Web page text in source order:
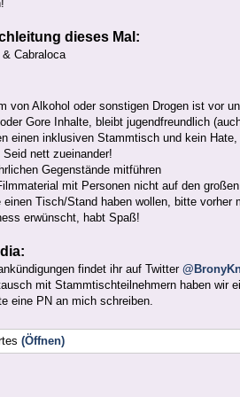
dieses Mal:
Cabraloca
von Alkohol oder sonstigen Drogen ist vor
Gore Inhalte, bleibt jugendfreundlich
einen inklusiven Stammtisch und kein
Seid nett zueinander!
Gegenstände mitführen
mit Personen nicht auf den
einen Tisch/Stand haben wollen, bitte vorher
erwünscht, habt Spaß!
findet ihr auf Twitter
mit Stammtischteilnehmern haben wir
eine PN an mich schreiben.
(Öffnen)